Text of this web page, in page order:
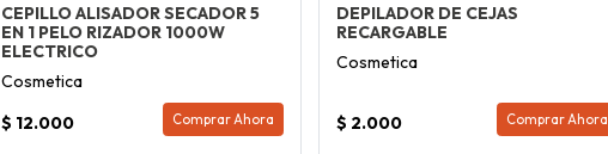
CEPILLO ALISADOR SECADOR 5
EN 1 PELO RIZADOR 1000W
ELECTRICO
Cosmetica
$ 12.000
Comprar Ahora
DEPILADOR DE CEJAS
RECARGABLE
Cosmetica
$ 2.000 Comprar Ahora